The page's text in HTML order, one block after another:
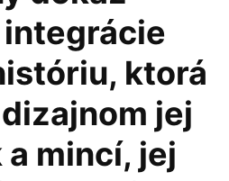
ktorá
jej
mincí, jej